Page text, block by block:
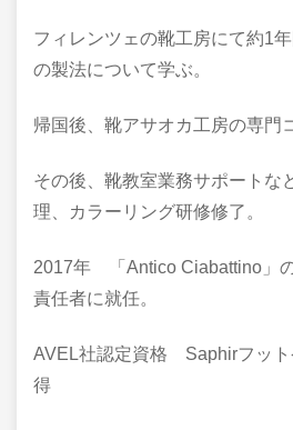
フィレンツェの靴工房にて約1
の製法について学ぶ。
帰国後、靴アサオカ工房の専門
その後、靴教室業務サポートな
理、カラーリング研修修了。
2017年 「Antico Ciabattino」
責任者に就任。
AVEL社認定資格 Saphirフット
得